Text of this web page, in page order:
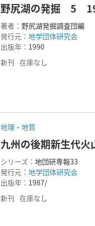
野尻湖の発掘 5
著者： 野尻湖発掘調査団編
発行元： 地学団体研究会
出版年： 1990
新刊 在庫なし
地理・地質
九州の後期新生代
シリーズ： 地団研専報33
発行元： 地学団体研究会
出版年： 1987/
新刊 在庫なし